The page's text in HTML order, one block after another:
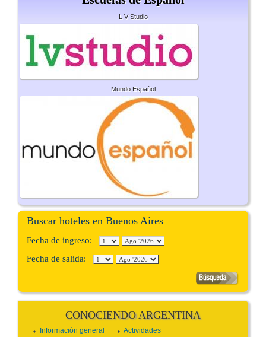
L V Studio
Mundo Español
Buscar hoteles en Buenos Aires
Fecha de ingreso:
Fecha de salida:
CONOCIENDO ARGENTINA
Información general
Actividades